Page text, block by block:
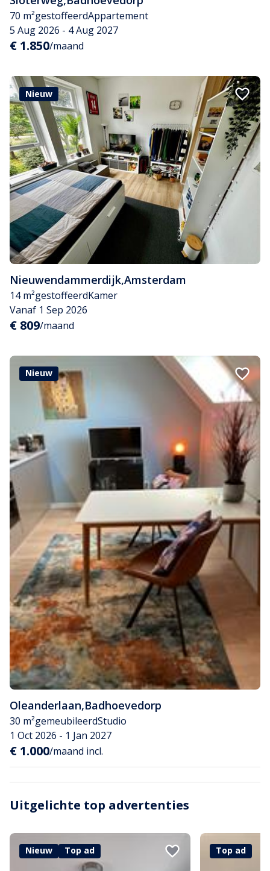
70 m²gestoffeerdAppartement
5 Aug 2026 - 4 Aug 2027
€ 1.850/maand
Nieuw
Nieuwendammerdijk,Amsterdam
14 m²gestoffeerdKamer
Vanaf 1 Sep 2026
€ 809/maand
Nieuw
Oleanderlaan,Badhoevedorp
30 m²gemeubileerdStudio
1 Oct 2026 - 1 Jan 2027
€ 1.000/maand incl.
Uitgelichte top advertenties
Nieuw Top ad Top ad